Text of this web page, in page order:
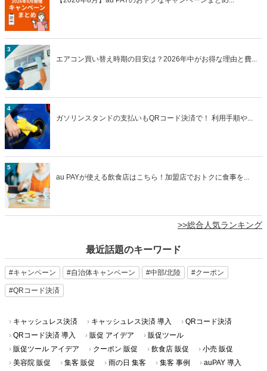
3
エアコン買い替え時期の目安は？2026年中がお得な理由と費...
4
ガソリンスタンドの支払いもQRコード決済で！ 利用手順や...
5
au PAYが使える飲食店はこちら！加盟店でおトクに食事を...
>>総合人気ランキング
最近話題のキーワード
#キャンペーン #自治体キャンペーン #中部/北陸 #クーポン
#QRコード決済
キャッシュレス決済 キャッシュレス決済 導入
QRコード決済
QRコード決済 導入
販促 アイデア
販促ツール
販促ツール アイデア
クーポン 販促 飲食店 販促
小売 販促
美容院 販促
集客 販促 雨の日 集客 集客 事例
auPAY 導入